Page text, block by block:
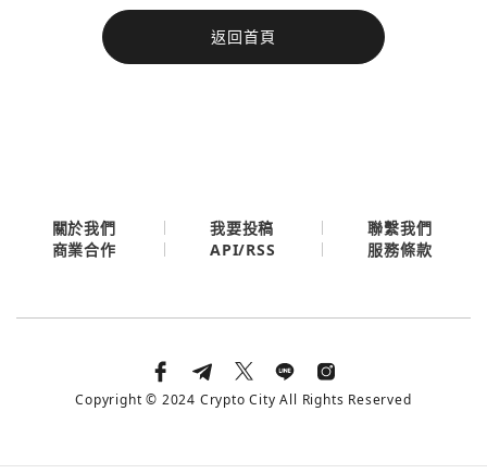
返回首頁
今日熱門
今日熱門
關於我們 我要投稿
聯繫我們
商業合作
API/RSS 服務條款
Copyright © 2024 Crypto City All Rights Reserved